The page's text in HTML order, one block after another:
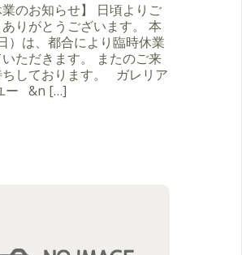
業のお知らせ】 日頃よりご
りがとうございます。 本
）は、都合により臨時休業
ただきます。 またのご来
ちしております。 ガレリア
ー &n […]